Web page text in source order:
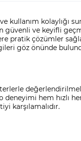
kolaylığı
ve keyifli
pratik çözümler
göz önünde
hem hızlı
karşılamalıdır.